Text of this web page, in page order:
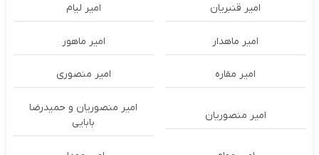
امیر قنبریان امیر لیام
امیر ماهدار امیر ماهور
امیر مقاره امیر منصوری
امیر منصوریان
امیر منصوریان و حمیدرضا
بابایی